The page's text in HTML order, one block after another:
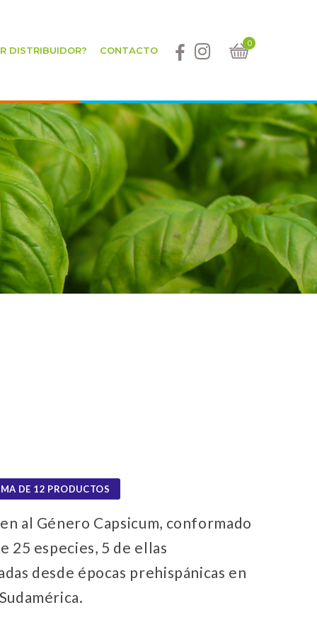
DISTRIBUIDOR? CONTACTO
0
DE 12 PRODUCTOS
al Género Capsicum, conformado
25 especies, 5 de ellas
desde épocas prehispánicas en